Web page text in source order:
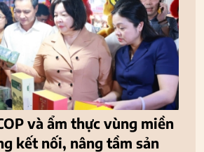
và ẩm thực vùng miền
kết nối, nâng tầm sản